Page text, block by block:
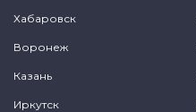
Хабаровск
Воронеж
Казань
Иркутск